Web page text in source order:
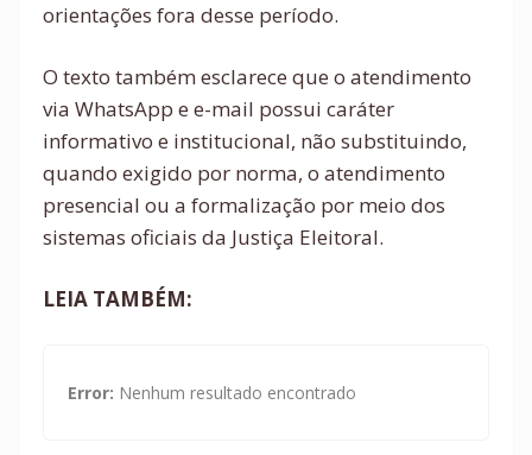
orientações fora desse período.
O texto também esclarece que o atendimento
via WhatsApp e e-mail possui caráter
informativo e institucional, não substituindo,
quando exigido por norma, o atendimento
presencial ou a formalização por meio dos
sistemas oficiais da Justiça Eleitoral.
LEIA TAMBÉM:
Error: Nenhum resultado encontrado